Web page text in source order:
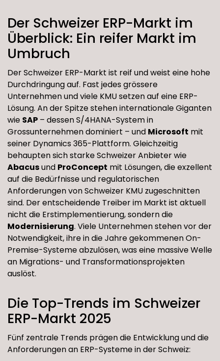
Der Schweizer ERP-Markt im
Überblick: Ein reifer Markt im
Umbruch
Der Schweizer ERP-Markt ist reif und weist eine hohe
Durchdringung auf. Fast jedes grössere
Unternehmen und viele KMU setzen auf eine ERP-
Lösung. An der Spitze stehen internationale Giganten
wie SAP – dessen S/4HANA-System in
Grossunternehmen dominiert – und Microsoft mit
seiner Dynamics 365-Plattform. Gleichzeitig
behaupten sich starke Schweizer Anbieter wie
Abacusund ProConcept mit Lösungen, die exzellent
auf die Bedürfnisse und regulatorischen
Anforderungen von Schweizer KMU zugeschnitten
sind. Der entscheidende Treiber im Markt ist aktuell
nicht die Erstimplementierung, sondern die
Modernisierung. Viele Unternehmen stehen vor der
Notwendigkeit, ihre in die Jahre gekommenen On-
Premise-Systeme abzulösen, was eine massive Welle
an Migrations- und Transformationsprojekten
auslöst.
Die Top-Trends im Schweizer
ERP-Markt 2025
Fünf zentrale Trends prägen die Entwicklung und die
Anforderungen an ERP-Systeme in der Schweiz: